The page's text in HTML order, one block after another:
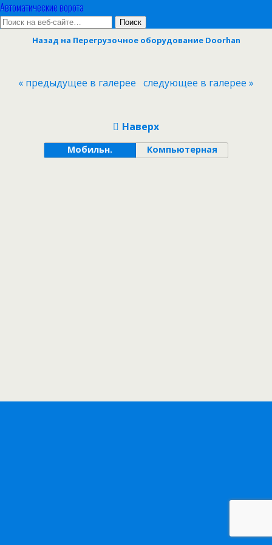
Автоматические ворота
Назад на Перегрузочное оборудование Doorhan
« предыдущее в галерее следующее в галерее »
Наверх
Мобильн. Компьютерная